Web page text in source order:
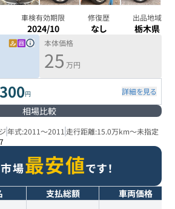
車検有効期限
2024/10
修復歴
なし
出品地域
栃木県
本体価格
25 万円
円 詳細を見る
相場比較
年式:2011～2011 走行距離:15.0万km～未指定
場最安値です！
支払総額 車両価格